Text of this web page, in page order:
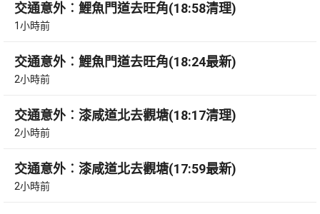
交通意外︰鯉魚門道去旺角(18:58清理)
1小時前
交通意外︰鯉魚門道去旺角(18:24最新)
2小時前
交通意外︰漆咸道北去觀塘(18:17清理)
2小時前
交通意外︰漆咸道北去觀塘(17:59最新)
2小時前